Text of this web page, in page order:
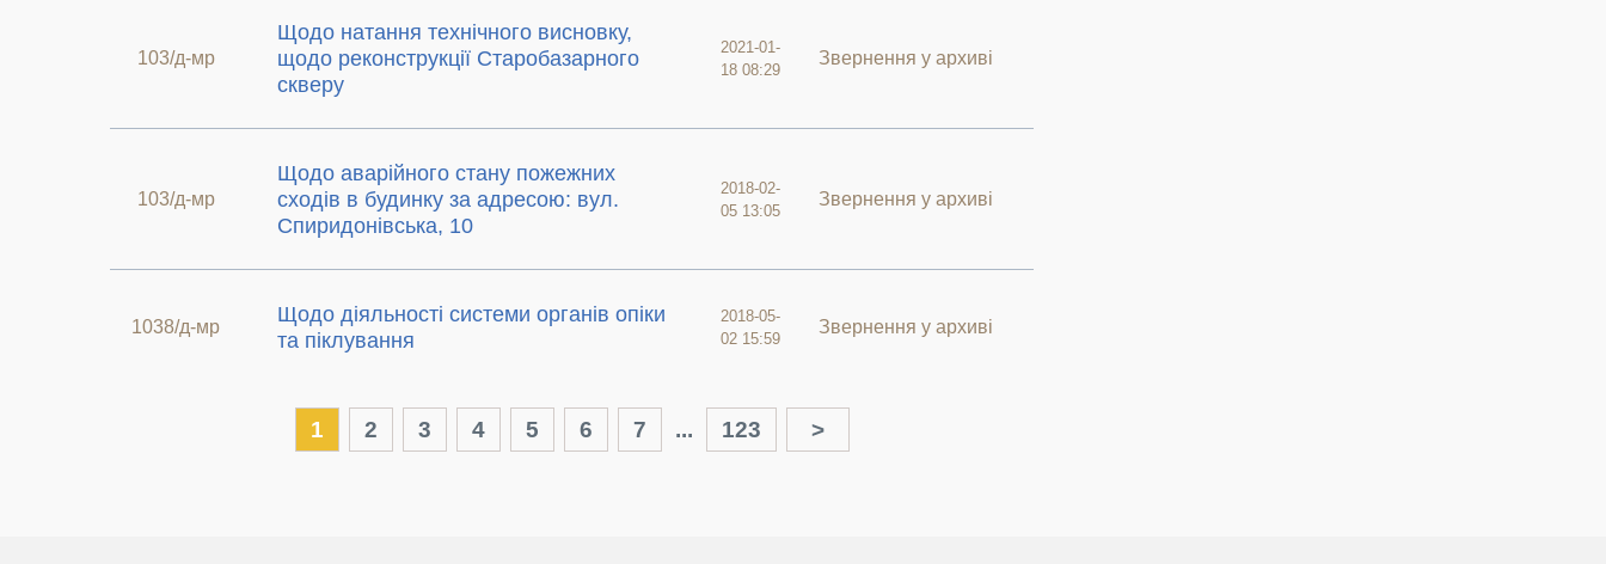
103/д-мр
Щодо натання технічного висновку,
щодо реконструкції Старобазарного
скверу
2021-01-
18 08:29
Звернення у архиві
103/д-мр
Щодо аварійного стану пожежних
сходів в будинку за адресою: вул.
Спиридонівська, 10
2018-02-
05 13:05
Звернення у архиві
1038/д-мр
Щодо діяльності системи органів опіки
та піклування
2018-05-
02 15:59
Звернення у архиві
1 2 3 4 5 6 7 ... 123 >